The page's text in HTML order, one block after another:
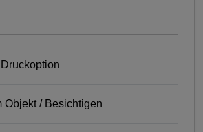
Objekt / Besichtigen